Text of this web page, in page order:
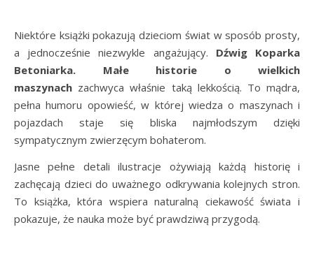
Niektóre książki pokazują dzieciom świat w sposób prosty,
a jednocześnie niezwykle angażujący. Dźwig Koparka
Betoniarka. Małe historie o wielkich
maszynach zachwyca właśnie taką lekkością. To mądra,
pełna humoru opowieść, w której wiedza o maszynach i
pojazdach staje się bliska najmłodszym dzięki
sympatycznym zwierzęcym bohaterom.
Jasne pełne detali ilustracje ożywiają każdą historię i
zachęcają dzieci do uważnego odkrywania kolejnych stron.
To książka, która wspiera naturalną ciekawość świata i
pokazuje, że nauka może być prawdziwą przygodą.